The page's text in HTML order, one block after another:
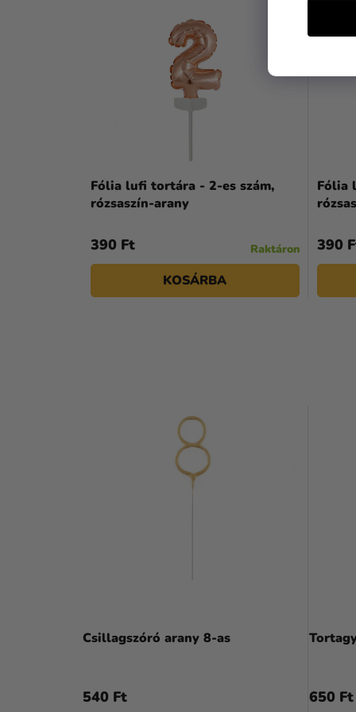
Fólia lufi tortára - 2-es szám,
rózsaszín-arany
Raktáron
390 Ft
KOSÁRBA
Fólia
390
Csillagszóró arany 8-as
540 Ft 650 Ft